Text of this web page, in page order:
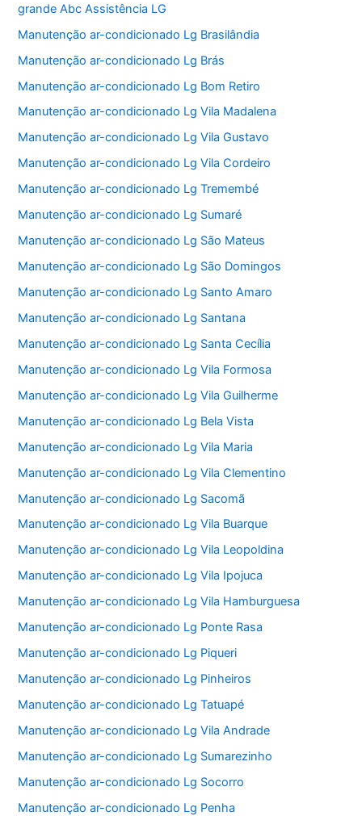
grande Abc Assistência LG
Manutenção ar-condicionado Lg Brasilândia
Manutenção ar-condicionado Lg Brás
Manutenção ar-condicionado Lg Bom Retiro
Manutenção ar-condicionado Lg Vila Madalena
Manutenção ar-condicionado Lg Vila Gustavo
Manutenção ar-condicionado Lg Vila Cordeiro
Manutenção ar-condicionado Lg Tremembé
Manutenção ar-condicionado Lg Sumaré
Manutenção ar-condicionado Lg São Mateus
Manutenção ar-condicionado Lg São Domingos
Manutenção ar-condicionado Lg Santo Amaro
Manutenção ar-condicionado Lg Santana
Manutenção ar-condicionado Lg Santa Cecília
Manutenção ar-condicionado Lg Vila Formosa
Manutenção ar-condicionado Lg Vila Guilherme
Manutenção ar-condicionado Lg Bela Vista
Manutenção ar-condicionado Lg Vila Maria
Manutenção ar-condicionado Lg Vila Clementino
Manutenção ar-condicionado Lg Sacomã
Manutenção ar-condicionado Lg Vila Buarque
Manutenção ar-condicionado Lg Vila Leopoldina
Manutenção ar-condicionado Lg Vila Ipojuca
Manutenção ar-condicionado Lg Vila Hamburguesa
Manutenção ar-condicionado Lg Ponte Rasa
Manutenção ar-condicionado Lg Piqueri
Manutenção ar-condicionado Lg Pinheiros
Manutenção ar-condicionado Lg Tatuapé
Manutenção ar-condicionado Lg Vila Andrade
Manutenção ar-condicionado Lg Sumarezinho
Manutenção ar-condicionado Lg Socorro
Manutenção ar-condicionado Lg Penha